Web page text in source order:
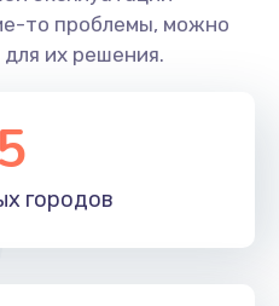
то проблемы, можно
их решения.
5
городов